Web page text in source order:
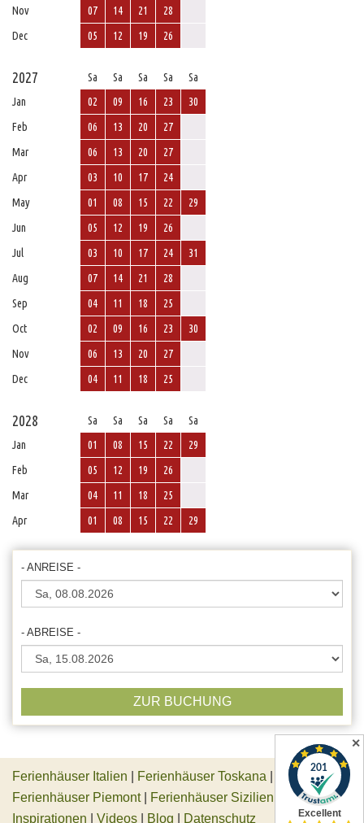
Nov
07 14 21
28
Dec
05 12 19 26
2027 Sa Sa Sa Sa
Sa
Jan
02 09 16 23
30
Feb
06 13 20
27
Mar
06 13 20
27
Apr
03 10 17
24
May
01 08 15 22
29
Jun
05 12 19
26
Jul
03 10 17 24
31
Aug
07 14 21
28
Sep
04 11 18
25
Oct
02 09 16 23
30
Nov
06 13 20
27
Dec
04 11 18 25
2028 Sa Sa Sa Sa
Sa
Jan
01 08 15 22
29
Feb
05 12 19
26
Mar
04 11 18
25
Apr
01 08 15 22 29
- ANREISE -
- ABREISE -
ZUR BUCHUNG
Ferienhäuser Italien Ferienhäuser Toskana
Ferienhäuser Piemont| Ferienhäuser Sizilien
Inspirationen
Videos Blog Datenschutz
✕